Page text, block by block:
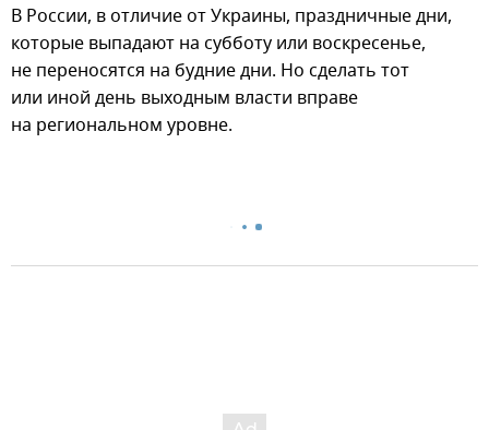
В России, в отличие от Украины, праздничные дни,
которые выпадают на субботу или воскресенье,
не переносятся на будние дни. Но сделать тот
или иной день выходным власти вправе
на региональном уровне.